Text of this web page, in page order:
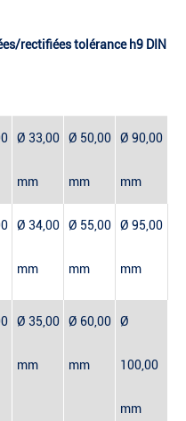
rectifiées tolérance h9 DIN
Ø 33,00
mm
Ø 50,00
mm
Ø 90,00
mm
Ø 34,00
mm
Ø 55,00
mm
Ø 95,00
mm
Ø 35,00
mm
Ø 60,00
mm
Ø
100,00
mm